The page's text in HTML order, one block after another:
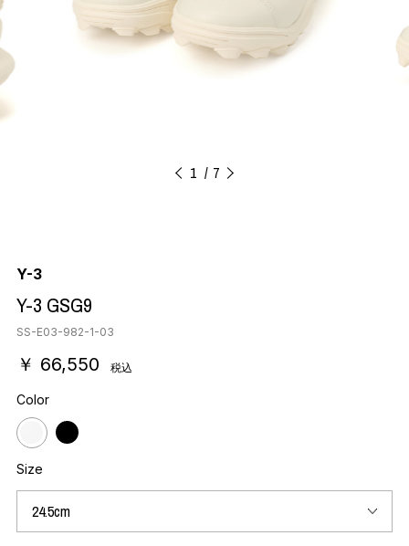
1 7
Y-3
Y-3 GSG9
SS-E03-982-1-03
￥ 66,550 税込
Color
Size